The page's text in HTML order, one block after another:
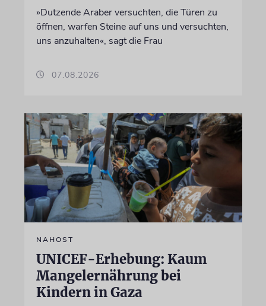
»Dutzende Araber versuchten, die Türen zu
öffnen, warfen Steine auf uns und versuchten,
uns anzuhalten«, sagt die Frau
07.08.2026
NAHOST
UNICEF-Erhebung: Kaum
Mangelernährung bei
Kindern in Gaza